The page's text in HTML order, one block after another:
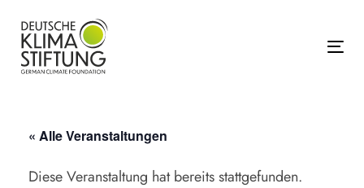
überspringen
primären
Navigation
springen
springen
« Alle Veranstaltungen
Diese Veranstaltung hat bereits stattgefunden.